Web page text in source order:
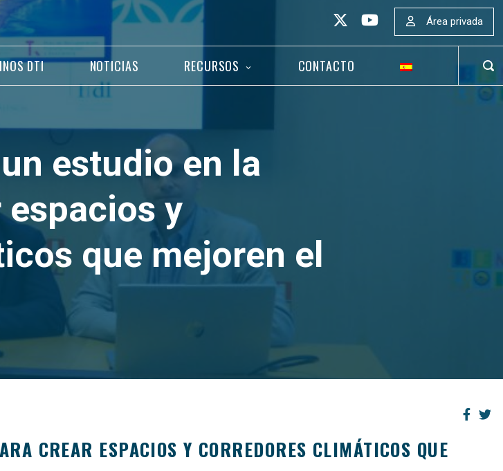
Área privada
DTI NOTICIAS RECURSOS CONTACTO
estudio en la
y
que mejoren el
CREAR ESPACIOS Y CORREDORES CLIMÁTICOS QUE